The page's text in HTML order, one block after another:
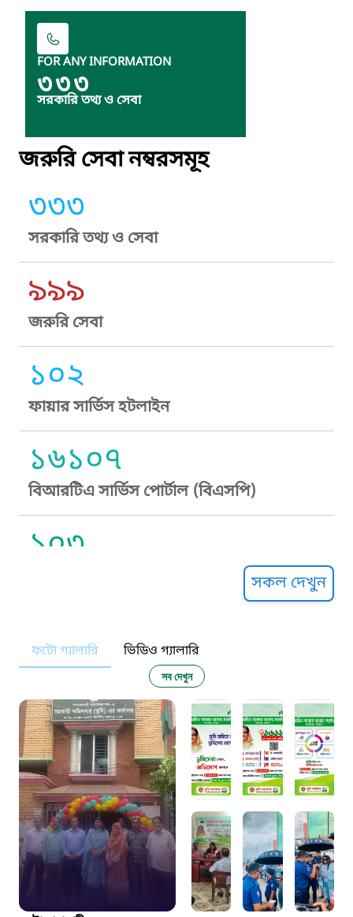
FOR ANY INFORMATION
৩৩৩
সরকারি তথ্য ও সেবা
জরুরি সেবা নম্বরসমূহ
৩৩৩
সরকারি তথ্য ও সেবা
৯৯৯
জরুরি সেবা
১০২
ফায়ার সার্ভিস হটলাইন
১৬১০৭
বিআরটিএ সার্ভিস পোর্টাল (বিএসপি)
১০৩
নারী ও শিশু নির্যাতন প্রতিরোধ
১০৬
দুদক
১০২
দুর্যোগের আগাম বার্তা
১৬১২২
সকল দেখুন
ফটো গ্যালারি ভিডিও গ্যালারি
সব দেখুন